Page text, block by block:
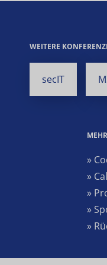
WEITERE
secIT
MEHR
»
»
»
»
»